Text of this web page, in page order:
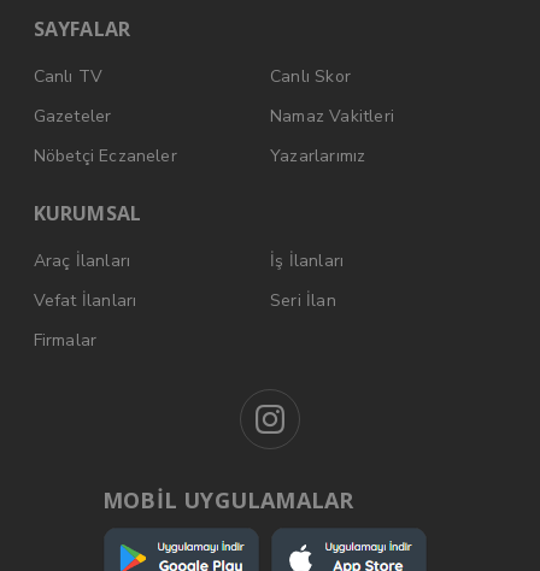
SAYFALAR
Canlı TV
Canlı Skor
Gazeteler
Namaz Vakitleri
Nöbetçi Eczaneler
Yazarlarımız
KURUMSAL
Araç İlanları
İş İlanları
Vefat İlanları
Seri İlan
Firmalar
MOBİL UYGULAMALAR